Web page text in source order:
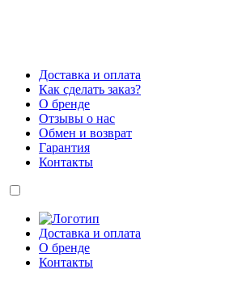
Доставка и оплата
Как сделать заказ?
О бренде
Отзывы о нас
Обмен и возврат
Гарантия
Контакты
Доставка и оплата
О бренде
Контакты